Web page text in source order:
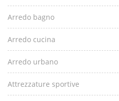
Arredo bagno
Arredo cucina
Arredo urbano
Attrezzature sportive